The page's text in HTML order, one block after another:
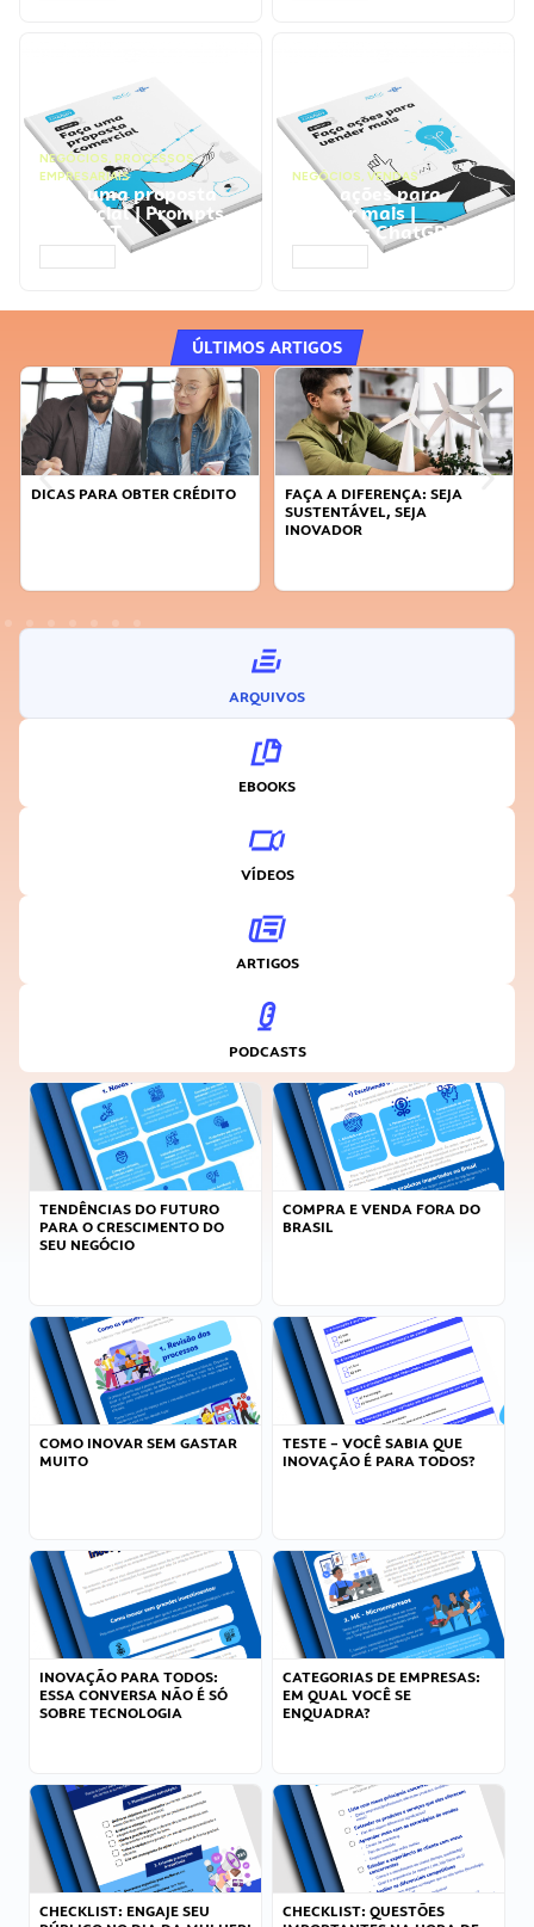
NEGÓCIOS, PROCESSOS
EMPRESARIAIS
Faça uma proposta
comercial | Prompts
ChatGPT
NEGÓCIOS, VENDAS
Faça ações para
vender mais |
Prompts ChatGPT
ÚLTIMOS ARTIGOS
DICAS PARA OBTER CRÉDITO
FAÇA A DIFERENÇA: SEJA
SUSTENTÁVEL, SEJA
INOVADOR
ARQUIVOS
EBOOKS
VÍDEOS
ARTIGOS
PODCASTS
TENDÊNCIAS DO FUTURO
PARA O CRESCIMENTO DO
SEU NEGÓCIO
COMPRA E VENDA FORA DO
BRASIL
COMO INOVAR SEM GASTAR
MUITO
TESTE – VOCÊ SABIA QUE
INOVAÇÃO É PARA TODOS?
INOVAÇÃO PARA TODOS:
ESSA CONVERSA NÃO É SÓ
SOBRE TECNOLOGIA
CATEGORIAS DE EMPRESAS:
EM QUAL VOCÊ SE
ENQUADRA?
CHECKLIST: ENGAJE SEU
CHECKLIST: QUESTÕES